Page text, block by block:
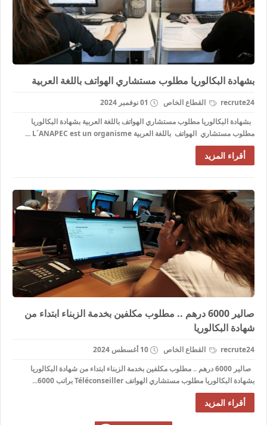
بشهادة البكالوريا مطلوب مستشاري الهواتف باللغة العربية
recrute24 القطاع الخاص
01 نوفمبر 2024
بشهادة البكالوريا مطلوب مستشاري الهواتف باللغة العربية بشهادة البكالوريا
مطلوب مستشاري الهواتف باللغة العربية L´ANAPEC est un organisme ...
أقراء المزيد
صالير 6000 درهم .. مطلوب مكلفين بخدمة الزبناء ابتداء من
شهادة البكالوريا
recrute24 القطاع الخاص
10 أغسطس 2024
صالير 6000 درهم .. مطلوب مكلفين بخدمة الزبناء ابتداء من شهادة البكالوريا
بشهادة البكالوريا مطلوب مستشاري الهواتف Téléconseiller براتب 6000...
أقراء المزيد